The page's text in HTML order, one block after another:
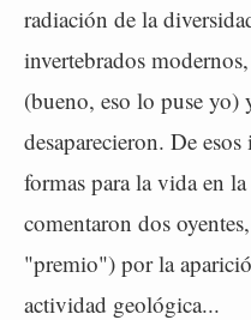
radiación de la
invertebrados
(bueno, eso lo puse yo)
desaparecieron. De
formas para la vida en
comentaron dos
"premio") por la
actividad geológica...